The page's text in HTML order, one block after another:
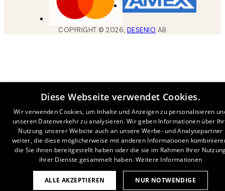
COPYRIGHT ©2026, DESENIO AB
Diese Webseite verwendet Cookies.
Wir verwenden Cookies, um Inhalte und Anzeigen zu personalisieren
unseren Datenverkehr zu analysieren. Wir geben Informationen über
Nutzung unserer Website auch an unsere Werbe- und Analysepartner
weiter, die diese möglicherweise mit anderen Informationen
die Sie ihnen bereitgestellt haben oder die sie im Rahmen Ihrer
ihrer Dienste gesammelt haben. Weitere Informationen
ALLE AKZEPTIEREN NUR NOTWENDIGE